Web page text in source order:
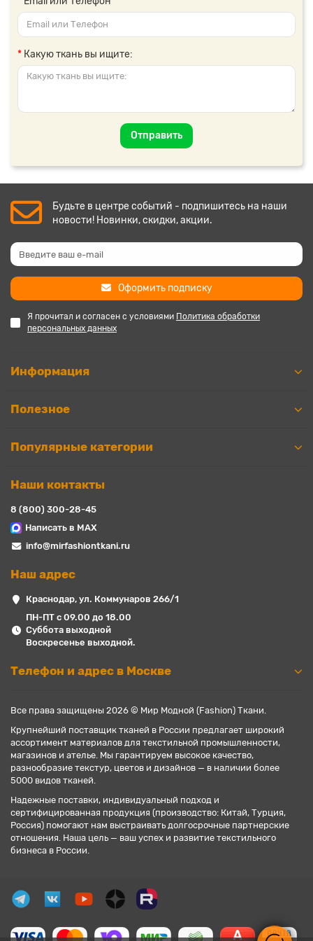
Какую ткань вы ищите:
Отправить
Будьте в центре событий - подпишитесь на наши
новости! Новинки, скидки, акции.
Оформить подписку
Я прочитал и согласен с условиями Политика обработки
персональных данных
Информация
Полезное
Популярные категории
Наши контакты
8 (800) 300-28-45
Написать в MAX
info@mirfashiontkani.ru
Наш адрес
Краснодар, ул. Коммунаров 266/1
ПН-ПТ с 09.00 до 18.00
Суббота выходной
Воскресенье выходной.
Телефон и адрес в Москве
Все права защищены 2026 © Мир Модной (Fashion) Ткани.
Крупнейший поставщик тканей в России предлагает широкий
ассортимент материалов для текстильной промышленности,
магазинов и ателье. Мы гарантируем высокое качество,
разнообразие текстур, цветов и дизайнов — в наличии более
5000 видов тканей.
Надежные поставки, индивидуальный подход и
сертифицированная продукция (производство: Китай, Турция,
Россия) помогают нам выстраивать долгосрочные партнерские
отношения. Наша цель — ваш успех и развитие текстильного
бизнеса в России.